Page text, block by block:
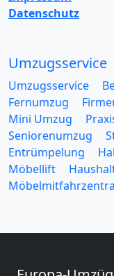
Datenschutz
Umzugsservice
Umzugsservice
Fernumzug
Mini Umzug
Seniorenumzug
Entrümpelung
Möbellift